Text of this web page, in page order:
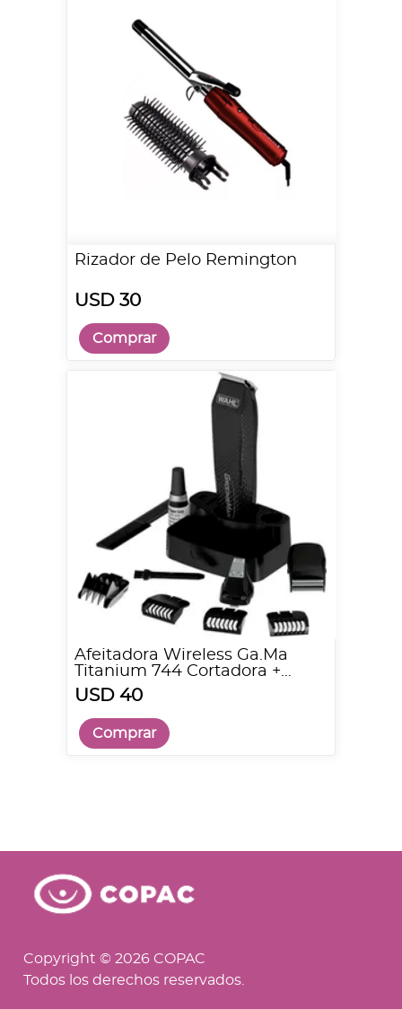
Rizador de Pelo Remington
USD 30
Comprar
Afeitadora Wireless Ga.Ma
Titanium 744 Cortadora +
Trimmer
USD 40
Comprar
Copyright © 2026 COPAC
Todos los derechos reservados.